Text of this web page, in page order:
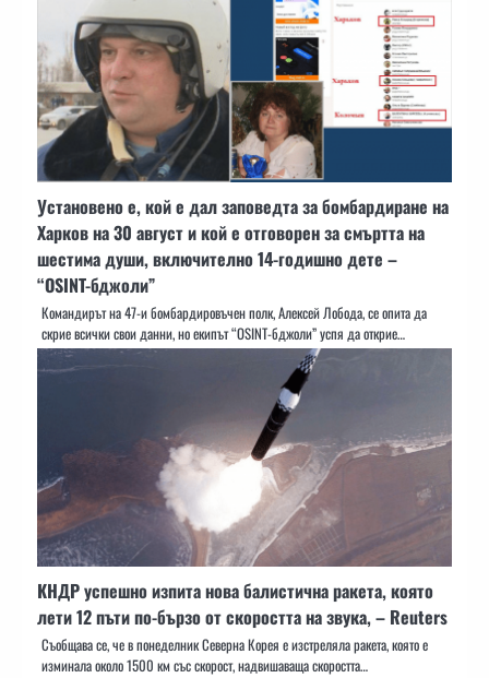
Установено е, кой е дал заповедта за бомбардиране на
Харков на 30 август и кой е отговорен за смъртта на
шестима души, включително 14-годишно дете –
“OSINT-бджоли”
Командирът на 47-и бомбардировъчен полк, Алексей Лобода, се опита да
скрие всички свои данни, но екипът “OSINT-бджоли” успя да открие…
КНДР успешно изпита нова балистична ракета, която
лети 12 пъти по-бързо от скоростта на звука, – Reuters
Съобщава се, че в понеделник Северна Корея е изстреляла ракета, която е
изминала около 1500 км със скорост, надвишаваща скоростта…